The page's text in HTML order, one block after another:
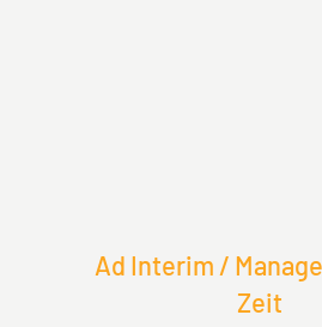
Ad Interim /
Zeit